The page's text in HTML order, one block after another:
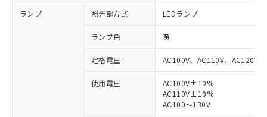
ランプ 照光部方式 LEDランプ
ランプ色 黄
定格電圧 AC100V、AC110V、AC120V
使用電圧
AC100V±10%
AC110V±10%
AC100～130V